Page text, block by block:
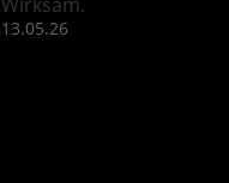
13.05.26